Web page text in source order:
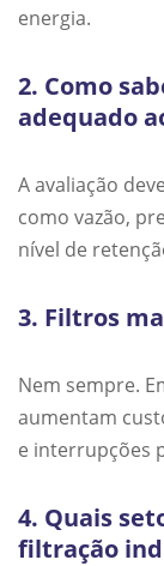
energia.
2. Como
adequado
A avaliação
como vazão,
nível de
3. Filtros
Nem sempre.
aumentam
e interrupções
4. Quais
filtração